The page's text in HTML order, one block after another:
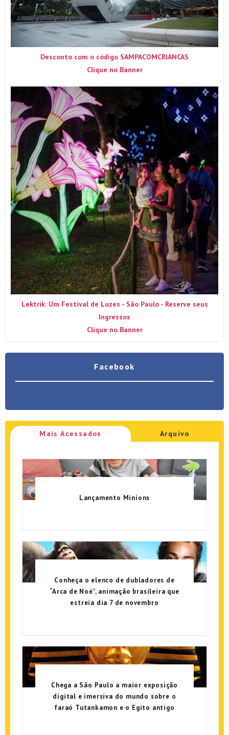
Desconto com o código SAMPACOMCRIANCAS
Clique no Banner
Lektrik: Um Festival de Luzes - São Paulo - Reserve seus
Ingressos
Clique no Banner
Facebook
Mais Acessados Arquivo
Lançamento Minions
Conheça o elenco de dubladores de
“Arca de Noé”, animação brasileira que
estreia dia 7 de novembro
Chega a São Paulo a maior exposição
digital e imersiva do mundo sobre o
faraó Tutankamon e o Egito antigo